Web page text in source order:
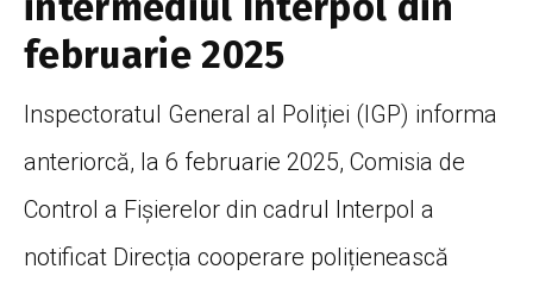
februarie 2025
Inspectoratul General al Poliției (IGP) informa
anteriorcă, la 6 februarie 2025, Comisia de
Control a Fișierelor din cadrul Interpol a
notificat Direcția cooperare polițienească